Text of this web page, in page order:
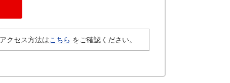
クセス方法はこちら をご確認ください。